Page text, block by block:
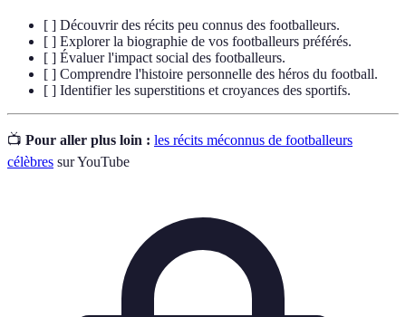
[ ] Découvrir des récits peu connus des footballeurs.
[ ] Explorer la biographie de vos footballeurs préférés.
[ ] Évaluer l'impact social des footballeurs.
[ ] Comprendre l'histoire personnelle des héros du football.
[ ] Identifier les superstitions et croyances des sportifs.
📺 Pour aller plus loin : les récits méconnus de footballeurs
célèbres sur YouTube